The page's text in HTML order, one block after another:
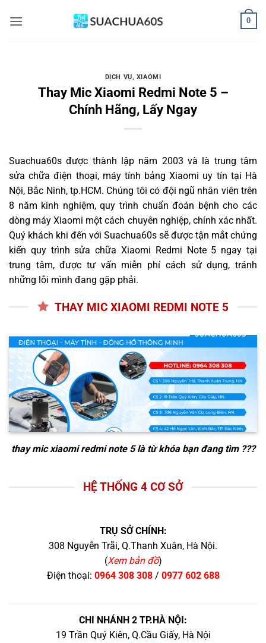
qua
0
DỊCH VỤ, XIAOMI
Thay Mic Xiaomi Redmi Note 5 –
Chính Hãng, Lấy Ngay
Suachua60s được thành lập năm 2003 và là trung tâm
sửa chữa điện thoại, máy tính bảng Xiaomi uy tín tại Hà
Nội, Bắc Ninh, tp.HCM. Chúng tôi có đội ngũ nhân viên trên
8 năm kinh nghiệm, quy trình chuẩn đoán bệnh cho các
dòng máy Xiaomi một cách chuyên nghiệp, chính xác nhất.
Quý khách khi đến với Suachua60s sẽ được tận mắt chứng
kiến quy trình sửa chữa Xiaomi Redmi Note 5 ngay tại
trung tâm, được tư vấn miễn phí cách sử dụng, tránh
những lỗi mình đang gặp phải.
THAY MIC XIAOMI REDMI NOTE 5
thay mic xiaomi redmi note 5là từ khóa bạn đang tìm ???
HỆ THỐNG 4 CƠ SỞ
TRỤ SỞ CHÍNH:
308 Nguyễn Trãi, Q.Thanh Xuân, Hà Nội.
(Xem bản đồ)
Điện thoại: 0964 308 308/ 0977 602 688
CHI NHÁNH 2 TP.HÀ NỘI:
19 Trần Quý Kiên, Q.Cầu Giấy, Hà Nội